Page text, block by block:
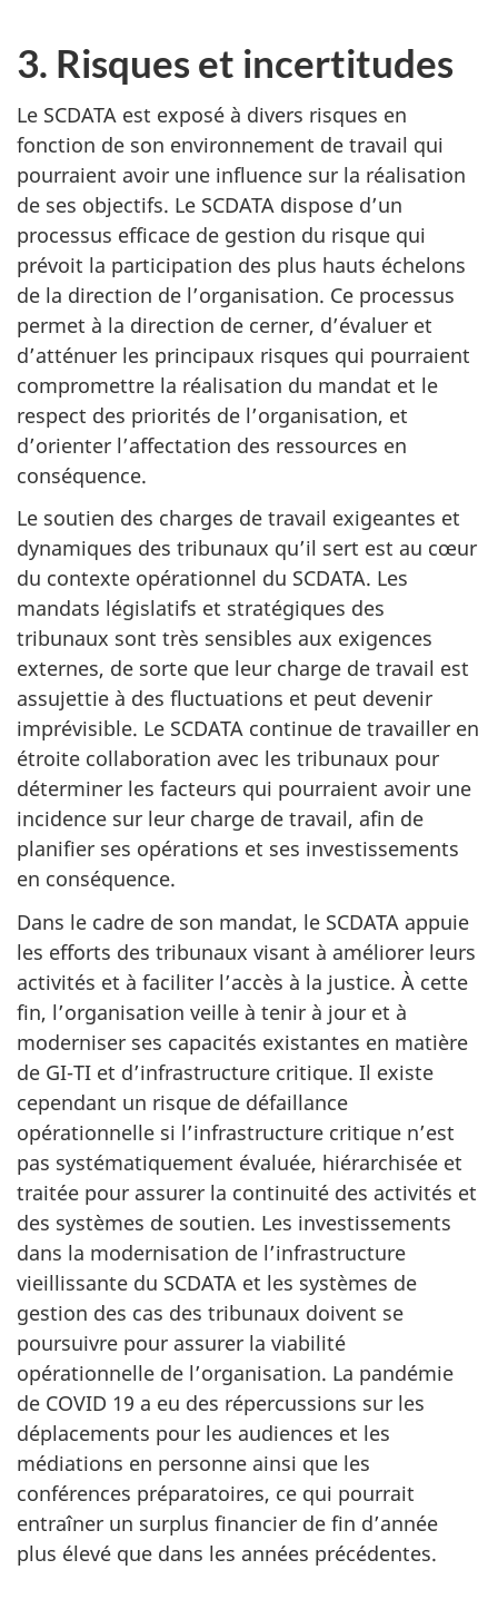
3. Risques et incertitudes
Le SCDATA est exposé à divers risques en
fonction de son environnement de travail qui
pourraient avoir une influence sur la réalisation
de ses objectifs. Le SCDATA dispose d’un
processus efficace de gestion du risque qui
prévoit la participation des plus hauts échelons
de la direction de l’organisation. Ce processus
permet à la direction de cerner, d’évaluer et
d’atténuer les principaux risques qui pourraient
compromettre la réalisation du mandat et le
respect des priorités de l’organisation, et
d’orienter l’affectation des ressources en
conséquence.
Le soutien des charges de travail exigeantes et
dynamiques des tribunaux qu’il sert est au cœur
du contexte opérationnel du SCDATA. Les
mandats législatifs et stratégiques des
tribunaux sont très sensibles aux exigences
externes, de sorte que leur charge de travail est
assujettie à des fluctuations et peut devenir
imprévisible. Le SCDATA continue de travailler en
étroite collaboration avec les tribunaux pour
déterminer les facteurs qui pourraient avoir une
incidence sur leur charge de travail, afin de
planifier ses opérations et ses investissements
en conséquence.
Dans le cadre de son mandat, le SCDATA appuie
les efforts des tribunaux visant à améliorer leurs
activités et à faciliter l’accès à la justice. À cette
fin, l’organisation veille à tenir à jour et à
moderniser ses capacités existantes en matière
de GI-TI et d’infrastructure critique. Il existe
cependant un risque de défaillance
opérationnelle si l’infrastructure critique n’est
pas systématiquement évaluée, hiérarchisée et
traitée pour assurer la continuité des activités et
des systèmes de soutien. Les investissements
dans la modernisation de l’infrastructure
vieillissante du SCDATA et les systèmes de
gestion des cas des tribunaux doivent se
poursuivre pour assurer la viabilité
opérationnelle de l’organisation. La pandémie
de COVID 19 a eu des répercussions sur les
déplacements pour les audiences et les
médiations en personne ainsi que les
conférences préparatoires, ce qui pourrait
entraîner un surplus financier de fin d’année
plus élevé que dans les années précédentes.